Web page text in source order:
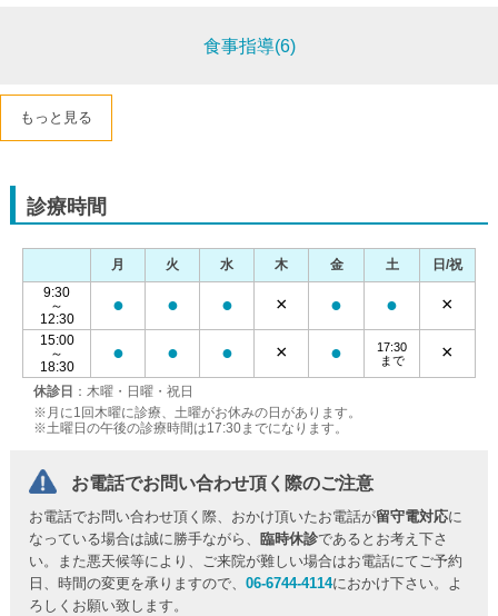
食事指導(6)
もっと見る
診療時間
休診日 ：木曜・日曜・祝日
※月に1回木曜に診療、土曜がお休みの日があります。
※土曜日の午後の診療時間は17:30までになります。
月 火 水 木 金 土
日/祝
9:30
～
12:30
● ● ● × ● ● ×
15:00
～
18:30
● ● ● × ●
17:30
まで
×
お電話でお問い合わせ頂く際のご注意
お電話でお問い合わせ頂く際、おかけ頂いたお電話が留守電対応に
なっている場合は誠に勝手ながら、
臨時休診であるとお考え下さ
い。また悪天候等により、ご来院が難しい場合はお電話にてご予約
日、時間の変更を承りますので、06-6744-4114におかけ下さい。よ
ろしくお願い致します。